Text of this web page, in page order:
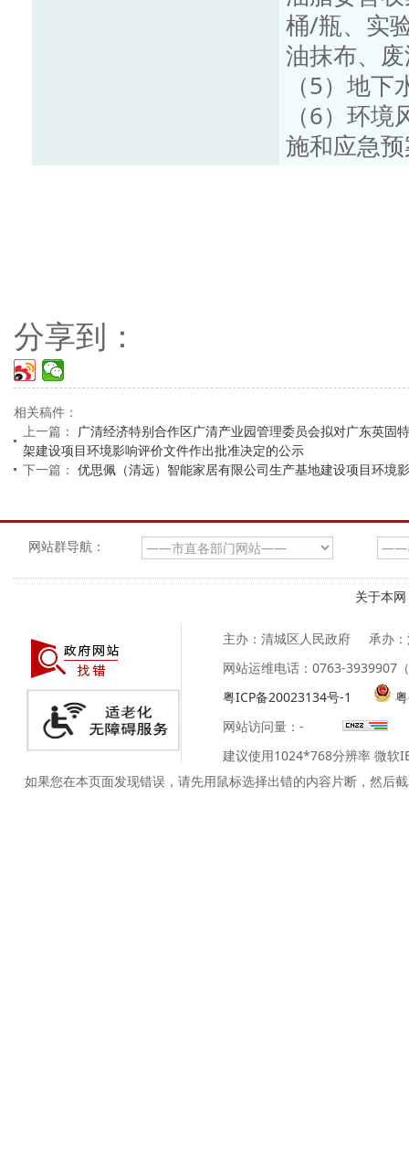
桶/瓶、实
油抹布、
（5）地
（6）环
施和应急
分享到：
相关稿件：
上一篇： 广清经济特别合作区广清产业园管理委员会拟对广东英
架建设项目环境影响评价文件作出批准决定的公示
下一篇： 优思佩（清远）智能家居有限公司生产基地建设项目环境
网站群导航：
关于本网
主办：清城区人民政府
承办
网站运维电话：0763-3939907
粤ICP备20023134号-1
网站访问量： -
建议使用1024*768分辨率 微软
如果您在本页面发现错误，请先用鼠标选择出错的内容片断，然后